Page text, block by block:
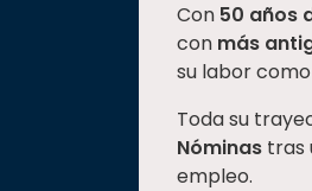
Con 50 años
con más
su labor
Toda su
Nóminas tras
empleo.